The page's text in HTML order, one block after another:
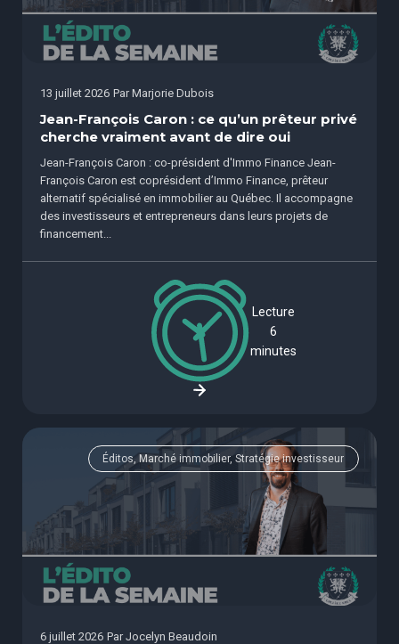
13 juillet 2026 Par Marjorie Dubois
Jean-François Caron : ce qu’un prêteur privé
cherche vraiment avant de dire oui
Jean-François Caron : co-président d'Immo Finance Jean-
François Caron est coprésident d’Immo Finance, prêteur
alternatif spécialisé en immobilier au Québec. Il accompagne
des investisseurs et entrepreneurs dans leurs projets de
financement...
Lecture
6
minutes
Éditos, Marché immobilier, Stratégie investisseur
6 juillet 2026 Par Jocelyn Beaudoin